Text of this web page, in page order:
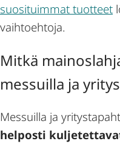
suosituimmat tuotteet
vaihtoehtoja.
Mitkä
messuilla ja
Messuilla ja
helposti